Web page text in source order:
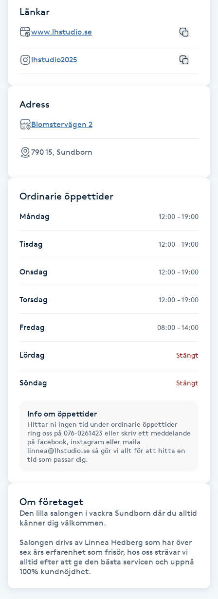
Hot yoga
Hudföryngring
Huduppstramning
Hyaluronsyra
Hyperhidros
Hypnos
Hårborttagning
Hårbottenbehandling
Hårförlängning
Hårvård
Hälsprickor
IPL hårborttagning
IR-massage
Länkar
www.lhstudio.se
lhstudio2025
Adress
Blomstervägen 2
790 15, Sundborn
Ordinarie öppettider
Måndag 12:00 - 19:00
Tisdag 12:00 - 19:00
Onsdag 12:00 - 19:00
Torsdag 12:00 - 19:00
Fredag 08:00 - 14:00
Lördag Stängt
Söndag Stängt
Info om öppettider
Hittar ni ingen tid under ordinarie öppettider
ring oss på 076-0261423 eller skriv ett meddelande
på facebook, instagram eller maila
linnea@lhstudio.se så gör vi allt för att hitta en
tid som passar dig.
Om företaget
Den lilla salongen i vackra Sundborn där du alltid
känner dig välkommen.
Salongen drivs av Linnea Hedberg som har över
sex års erfarenhet som frisör, hos oss strävar vi
alltid efter att ge den bästa servicen och uppnå
100% kundnöjdhet.